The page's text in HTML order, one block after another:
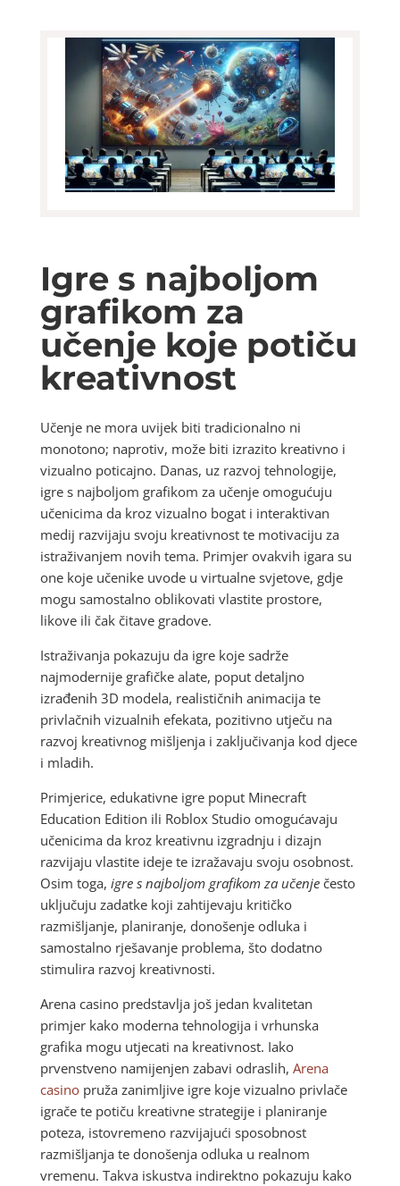
Igre s najboljom
grafikom za
učenje koje potiču
kreativnost
Učenje ne mora uvijek biti tradicionalno ni
monotono; naprotiv, može biti izrazito kreativno i
vizualno poticajno. Danas, uz razvoj tehnologije,
igre s najboljom grafikom za učenje omogućuju
učenicima da kroz vizualno bogat i interaktivan
medij razvijaju svoju kreativnost te motivaciju za
istraživanjem novih tema. Primjer ovakvih igara su
one koje učenike uvode u virtualne svjetove, gdje
mogu samostalno oblikovati vlastite prostore,
likove ili čak čitave gradove.
Istraživanja pokazuju da igre koje sadrže
najmodernije grafičke alate, poput detaljno
izrađenih 3D modela, realističnih animacija te
privlačnih vizualnih efekata, pozitivno utječu na
razvoj kreativnog mišljenja i zaključivanja kod djece
i mladih.
Primjerice, edukativne igre poput Minecraft
Education Edition ili Roblox Studio omogućavaju
učenicima da kroz kreativnu izgradnju i dizajn
razvijaju vlastite ideje te izražavaju svoju osobnost.
Osim toga, igre s najboljom grafikom za učenječesto
uključuju zadatke koji zahtijevaju kritičko
razmišljanje, planiranje, donošenje odluka i
samostalno rješavanje problema, što dodatno
stimulira razvoj kreativnosti.
Arena casino predstavlja još jedan kvalitetan
primjer kako moderna tehnologija i vrhunska
grafika mogu utjecati na kreativnost. Iako
prvenstveno namijenjen zabavi odraslih, Arena
casinopruža zanimljive igre koje vizualno privlače
igrače te potiču kreativne strategije i planiranje
poteza, istovremeno razvijajući sposobnost
razmišljanja te donošenja odluka u realnom
vremenu. Takva iskustva indirektno pokazuju kako